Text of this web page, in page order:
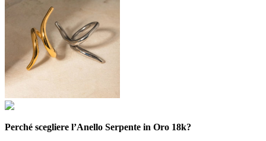
Perché scegliere l’Anello Serpente in Oro 18k?